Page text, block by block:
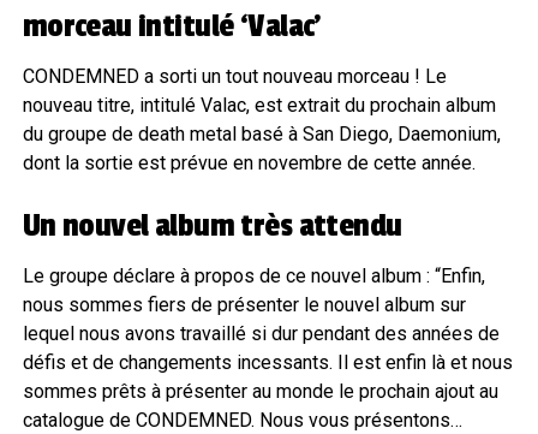
morceau intitulé ‘Valac’
CONDEMNED a sorti un tout nouveau morceau ! Le
nouveau titre, intitulé Valac, est extrait du prochain album
du groupe de death metal basé à San Diego, Daemonium,
dont la sortie est prévue en novembre de cette année.
Un nouvel album très attendu
Le groupe déclare à propos de ce nouvel album : “Enfin,
nous sommes fiers de présenter le nouvel album sur
lequel nous avons travaillé si dur pendant des années de
défis et de changements incessants. Il est enfin là et nous
sommes prêts à présenter au monde le prochain ajout au
catalogue de CONDEMNED. Nous vous présentons…